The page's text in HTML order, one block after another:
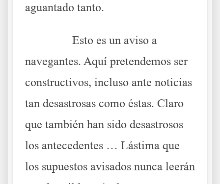
aguantado tanto.
Esto es un aviso a
navegantes. Aquí pretendemos ser
constructivos, incluso ante noticias
tan desastrosas como éstas. Claro
que también han sido desastrosos
los antecedentes … Lástima que
los supuestos avisados nunca leerán